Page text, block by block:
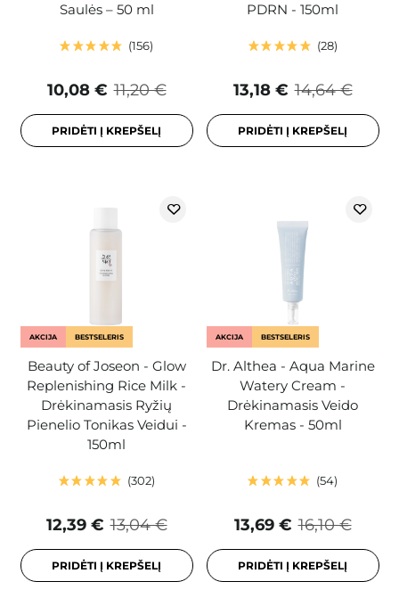
Saulės – 50 ml
156
11,20 €
10,08 €
PRIDĖTI Į KREPŠELĮ
PDRN - 150ml
28
14,64 €
13,18 €
PRIDĖTI Į KREPŠELĮ
AKCIJA BESTSELERIS
Beauty of Joseon - Glow
Replenishing Rice Milk -
Drėkinamasis Ryžių
Pienelio Tonikas Veidui -
150ml
302
13,04 €
12,39 €
PRIDĖTI Į KREPŠELĮ
AKCIJA BESTSELERIS
Dr. Althea - Aqua Marine
Watery Cream -
Drėkinamasis Veido
Kremas - 50ml
54
16,10 €
13,69 €
PRIDĖTI Į KREPŠELĮ